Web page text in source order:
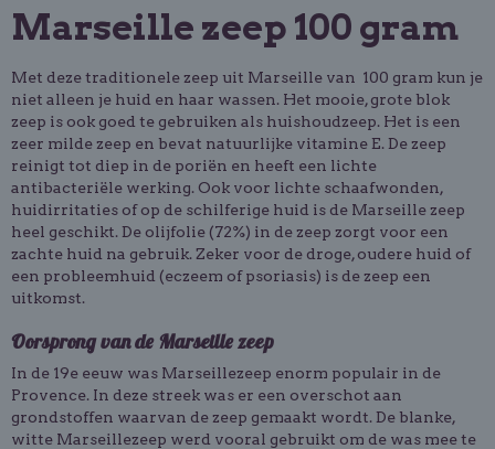
Marseille zeep 100 gram
Met deze traditionele zeep uit Marseille van 100 gram kun je
niet alleen je huid en haar wassen. Het mooie, grote blok
zeep is ook goed te gebruiken als huishoudzeep. Het is een
zeer milde zeep en bevat natuurlijke vitamine E. De zeep
reinigt tot diep in de poriën en heeft een lichte
antibacteriële werking. Ook voor lichte schaafwonden,
huidirritaties of op de schilferige huid is de Marseille zeep
heel geschikt. De olijfolie (72%) in de zeep zorgt voor een
zachte huid na gebruik. Zeker voor de droge, oudere huid of
een probleemhuid (eczeem of psoriasis) is de zeep een
uitkomst.
Oorsprong van de Marseille zeep
In de 19e eeuw was Marseillezeep enorm populair in de
Provence. In deze streek was er een overschot aan
grondstoffen waarvan de zeep gemaakt wordt. De blanke,
witte Marseillezeep werd vooral gebruikt om de was mee te